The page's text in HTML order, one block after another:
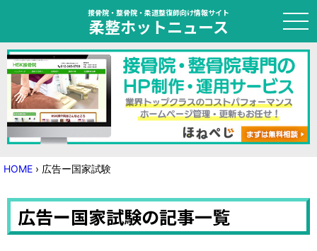
接骨院・整骨院・柔道整復師向け情報サイト
柔整ホットニュース
HOME
トピック
ニュース
特集
国家試験対策
HOME › 広告ー国家試験
広告ー国家試験の記事一覧